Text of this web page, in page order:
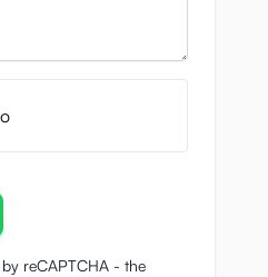
reCAPTCHA - the